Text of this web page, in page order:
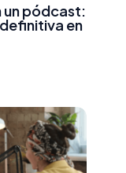
un pódcast:
en